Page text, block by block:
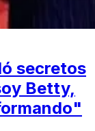
secretos
Betty,